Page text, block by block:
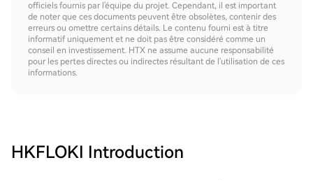
officiels fournis par l'équipe du projet. Cependant, il est important
de noter que ces documents peuvent être obsolètes, contenir des
erreurs ou omettre certains détails. Le contenu fourni est à titre
informatif uniquement et ne doit pas être considéré comme un
conseil en investissement. HTX ne assume aucune responsabilité
pour les pertes directes ou indirectes résultant de l'utilisation de ces
informations.
HKFLOKI Introduction